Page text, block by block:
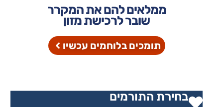
ממלאים להם את המקרר
שובר לרכישת מזון
תומכים בלוחמים עכשיו
בחירת התורמים